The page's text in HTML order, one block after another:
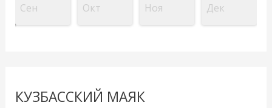
Сен Окт Ноя Дек
КУЗБАССКИЙ МАЯК